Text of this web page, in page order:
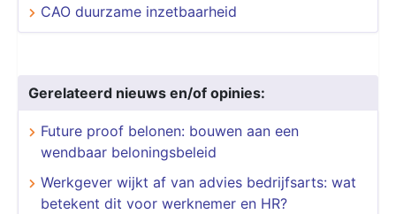
CAO duurzame inzetbaarheid
Gerelateerd nieuws en/of opinies:
Future proof belonen: bouwen aan een
wendbaar beloningsbeleid
Werkgever wijkt af van advies bedrijfsarts: wat
betekent dit voor werknemer en HR?